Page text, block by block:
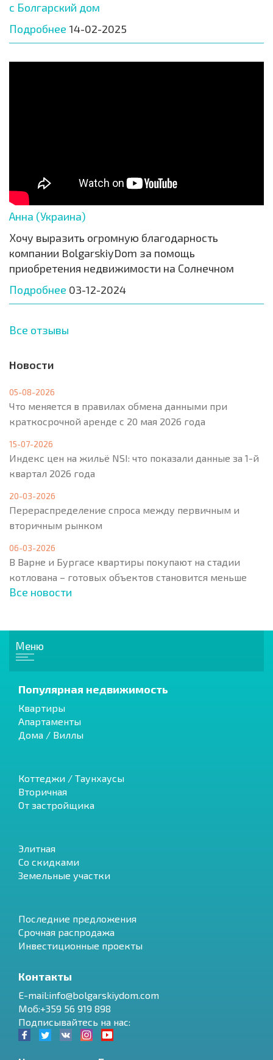
с Болгарский дом
Подробнее 14-02-2025
Анна (Украина)
Хочу выразить огромную благодарность
компании BolgarskiyDom за помощь
приобретения недвижимости на Солнечном
Подробнее 03-12-2024
Все отзывы
Новости
05-08-2026
Что меняется в правилах обмена данными при
краткосрочной аренде с 20 мая 2026 года
15-07-2026
Индекс цен на жильё NSI: что показали данные за 1-й
квартал 2026 года
20-03-2026
Перераспределение спроса между первичным и
вторичным рынком
06-03-2026
В Варне и Бургасе квартиры покупают на стадии
котлована – готовых объектов становится меньше
Все новости
Меню
Популярная недвижимость
Квартиры
Апартаменты
Дома / Виллы
Коттеджи / Таунхаусы
Вторичная
От застройщика
Элитная
Со скидками
Земельные участки
Последние предложения
Срочная распродажа
Инвестиционные проекты
Контакты
E-mail:info@bolgarskiydom.com
Моб:+359 56 919 898
Подписывайтесь на нас: